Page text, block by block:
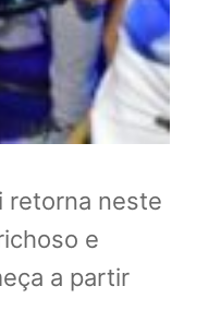
retorna neste
e
a partir